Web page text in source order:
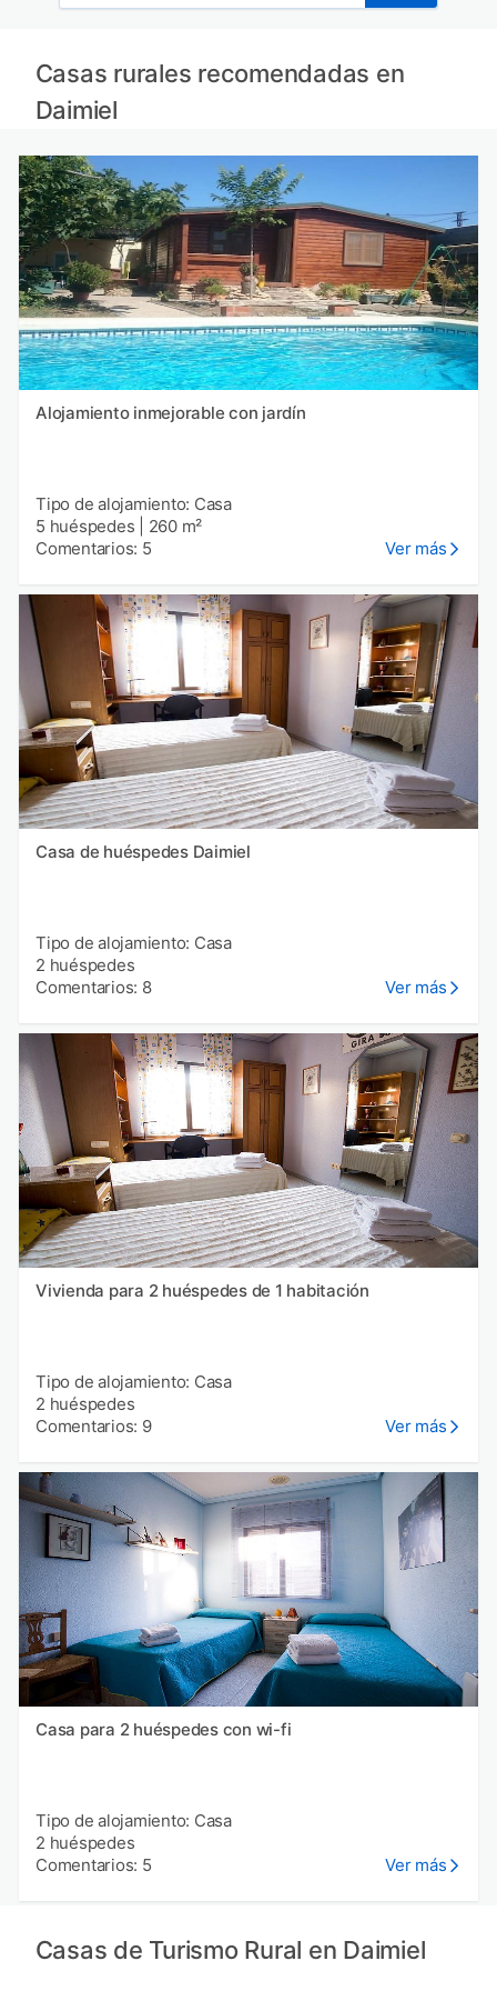
Casas rurales recomendadas en
Daimiel
Alojamiento inmejorable con jardín
Tipo de alojamiento: Casa
5 huéspedes
260 m²
Comentarios: 5
Ver más
Casa de huéspedes Daimiel
Tipo de alojamiento: Casa
2 huéspedes
Comentarios: 8
Ver más
Vivienda para 2 huéspedes de 1 habitación
Tipo de alojamiento: Casa
2 huéspedes
Comentarios: 9
Ver más
Casa para 2 huéspedes con wi-fi
Tipo de alojamiento: Casa
2 huéspedes
Comentarios: 5
Ver más
Casas de Turismo Rural en Daimiel